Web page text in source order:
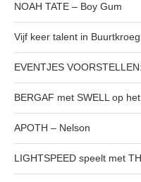
NOAH TATE – Boy Gum
Vijf keer talent in
EVENTJES
BERGAF met SWELL op
APOTH – Nelson
LIGHTSPEED speelt met